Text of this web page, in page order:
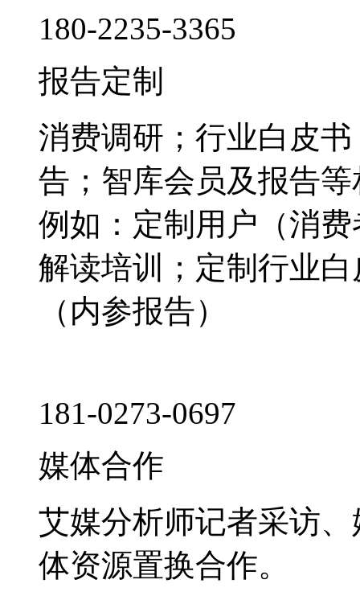
180-2235-3365
报告定制
消费调研；行业白皮
告；智库会员及报告
例如：定制用户（消
解读培训；定制行业
（内参报告）
181-0273-0697
媒体合作
艾媒分析师记者采访
体资源置换合作。